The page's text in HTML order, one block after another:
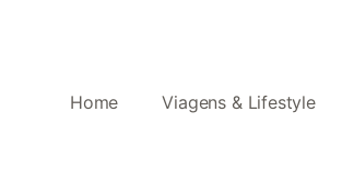
Home Viagens & Lifestyle